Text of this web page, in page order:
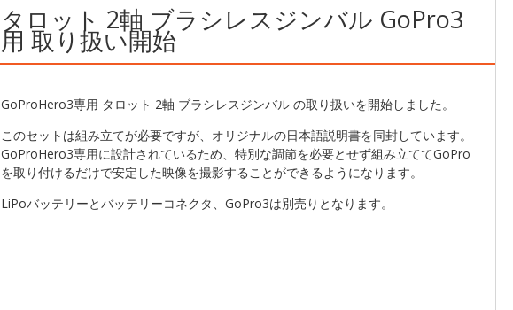
タロット 2軸 ブラシレスジンバル GoPro3
用 取り扱い開始
GoProHero3専用 タロット 2軸 ブラシレスジンバル の取り扱いを開始しました。
このセットは組み立てが必要ですが、オリジナルの日本語説明書を同封しています。
GoProHero3専用に設計されているため、特別な調節を必要とせず組み立ててGoPro
を取り付けるだけで安定した映像を撮影することができるようになります。
LiPoバッテリーとバッテリーコネクタ、GoPro3は別売りとなります。